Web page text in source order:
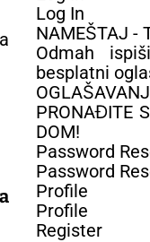
Log In
NAMEŠTAJ -
Odmah
besplatni
PRONAĐITE
DOM!
Password
Password
Profile
Profile
Register